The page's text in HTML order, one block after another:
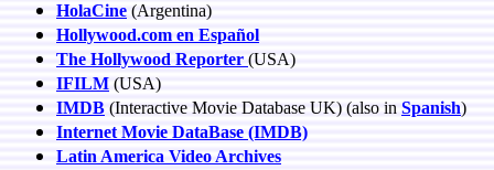
HolaCine (Argentina)
Hollywood.com en Español
The Hollywood Reporter (USA)
IFILM (USA)
IMDB (Interactive Movie Database UK) (also in Spanish)
Internet Movie DataBase (IMDB)
Latin America Video Archives